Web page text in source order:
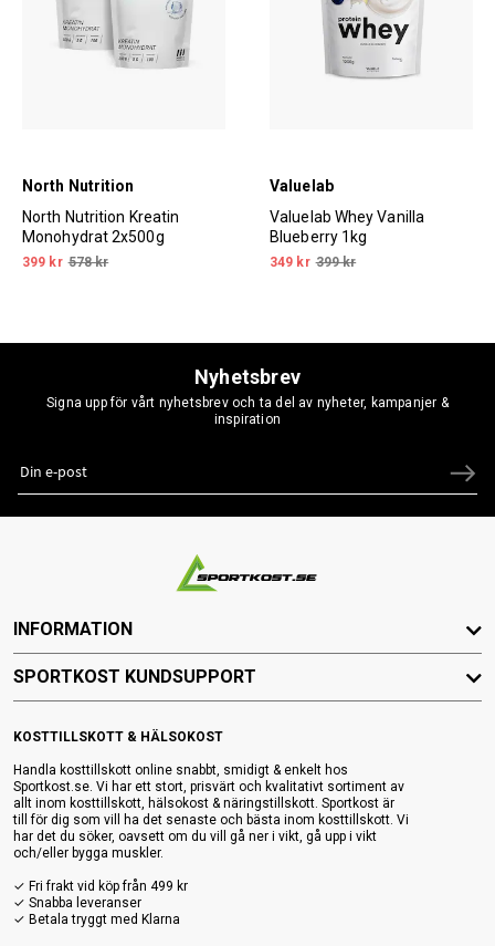
North Nutrition
North Nutrition Kreatin
Monohydrat 2x500g
399 kr 578 kr
Valuelab
Valuelab Whey Vanilla
Blueberry 1kg
349 kr 399 kr
Nyhetsbrev
Signa upp för vårt nyhetsbrev och ta del av nyheter, kampanjer &
inspiration
KOSTTILLSKOTT & HÄLSOKOST
Handla kosttillskott online snabbt, smidigt & enkelt hos
Sportkost.se. Vi har ett stort, prisvärt och kvalitativt sortiment av
allt inom kosttillskott, hälsokost & näringstillskott. Sportkost är
till för dig som vill ha det senaste och bästa inom kosttillskott. Vi
har det du söker, oavsett om du vill gå ner i vikt, gå upp i vikt
och/eller bygga muskler.
✓ Fri frakt vid köp från 499 kr
✓ Snabba leveranser
✓ Betala tryggt med Klarna
INFORMATION
SPORTKOST KUNDSUPPORT